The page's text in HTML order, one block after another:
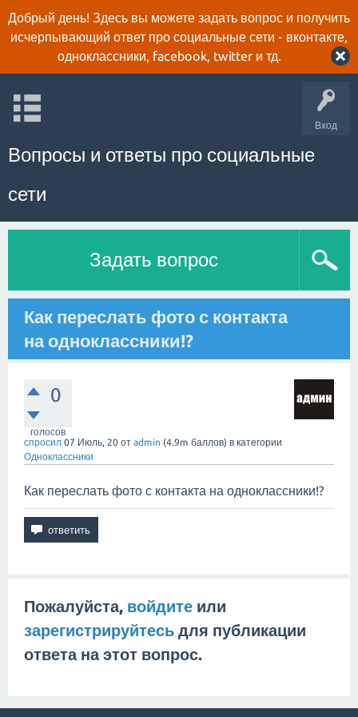
Добрый день! Здесь вы можете задать вопрос и получить
исчерпывающий ответ про социальные сети - вконтакте,
одноклассники, facebook, twitter и тд.
Вход
Вопросы и ответы про социальные
сети
Задать вопрос
Как переслать фото с контакта
на одноклассники!?
0
голосов
спросил 07 Июль, 20 от admin (4.9m баллов) в категории
Одноклассники
Как переслать фото с контакта на одноклассники!?
Пожалуйста, войдите или
зарегистрируйтесь для публикации
ответа на этот вопрос.